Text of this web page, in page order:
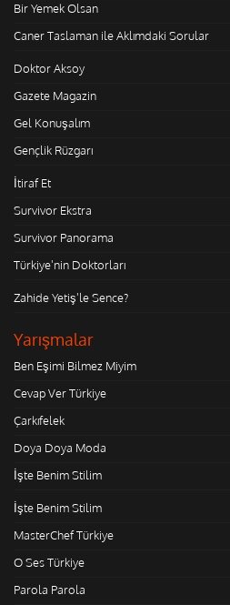
Bir Yemek Olsan
Caner Taslaman ile Aklımdaki Sorular
Doktor Aksoy
Gazete Magazin
Gel Konuşalım
Gençlik Rüzgarı
İtiraf Et
Survivor Ekstra
Survivor Panorama
Türkiye'nin Doktorları
Zahide Yetiş'le Sence?
Yarışmalar
Ben Eşimi Bilmez Miyim
Cevap Ver Türkiye
Çarkıfelek
Doya Doya Moda
İşte Benim Stilim
İşte Benim Stilim
MasterChef Türkiye
O Ses Türkiye
Parola Parola